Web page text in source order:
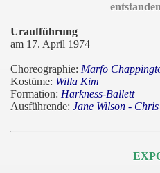
Uraufführung
am 17. April 1974
Choreographie: Marfo
Kostüme: Willa Kim
Formation: Harkness-Ballett
Ausführende: Jane Wilson -